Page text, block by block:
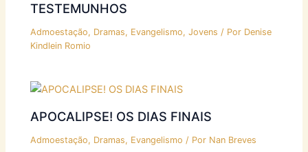
TESTEMUNHOS
Admoestação, Dramas, Evangelismo,Jovens / Por Denise
Kindlein Romio
APOCALIPSE! OS DIAS FINAIS
Admoestação, Dramas, Evangelismo / Por Nan Breves